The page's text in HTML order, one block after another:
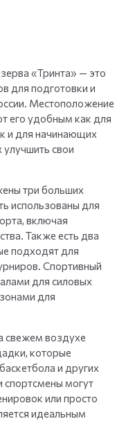
«Тринта» — это
для подготовки и
Местоположение
его удобным как для
и для начинающих
свои
три больших
использованы для
включая
Также есть два
подходят для
Спортивный
для силовых
для
свежем воздухе
которые
и других
спортсмены могут
или просто
идеальным